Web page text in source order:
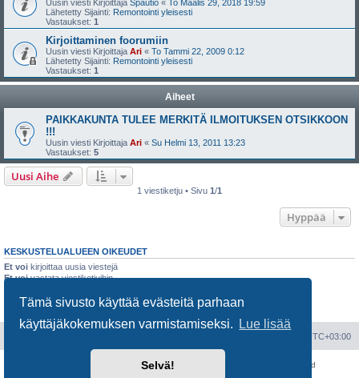
Tämä sivusto käyttää evästeitä parhaan
käyttäjäkokemuksen varmistamiseksi.
Lue lisää
Selvä!
Uusin viesti Kirjoittaja Spautio « To Maalis 29, 2018 19:59
Lähetetty Sijainti: Remontointi yleisesti
Vastaukset: 1
Kirjoittaminen foorumiin
Uusin viesti Kirjoittaja Ari « To Tammi 22, 2009 0:12
Lähetetty Sijainti: Remontointi yleisesti
Vastaukset: 1
Aiheet
PAIKKAKUNTA TULEE MERKITÄ ILMOITUKSEN OTSIKKOON
!!!
Uusin viesti Kirjoittaja Ari « Su Helmi 13, 2011 13:23
Vastaukset: 5
Uusi Aihe
1 viestiketju • Sivu 1/1
Hyppää
KESKUSTELUALUEEN OIKEUDET
Et voi kirjoittaa uusia viestejä
Et voivastata viestiketjuihin
Et voipoistaa omia viestejäsi
UTC+03:00
Keskustelufoorumin ohjelmistophpBB
® Forum Software © phpBB Limited